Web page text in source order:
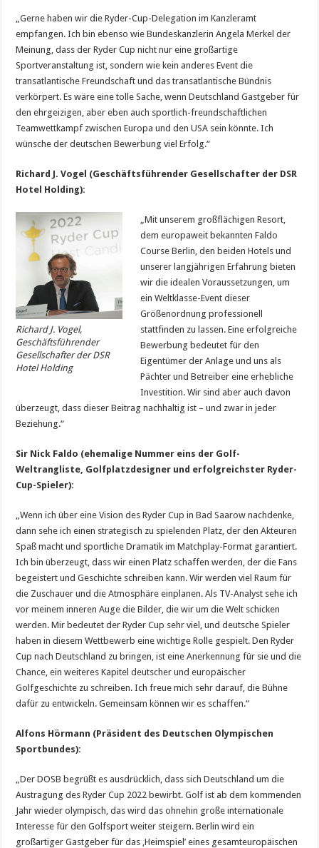
„Gerne haben wir die Ryder-Cup-Delegation im Kanzleramt
empfangen. Ich bin ebenso wie Bundeskanzlerin Angela Merkel der
Meinung, dass der Ryder Cup nicht nur eine großartige
Sportveranstaltung ist, sondern wie kein anderes Event die
transatlantische Freundschaft und das transatlantische Bündnis
verkörpert. Es wäre eine tolle Sache, wenn Deutschland Gastgeber für
den ehrgeizigen, aber eben auch sportlich-freundschaftlichen
Teamwettkampf zwischen Europa und den USA sein könnte. Ich
wünsche der deutschen Bewerbung viel Erfolg.“
Richard J. Vogel (Geschäftsführender Gesellschafter der DSR
Hotel Holding):
Richard J. Vogel,
Geschäftsführender
Gesellschafter der DSR
Hotel Holding
„Mit unserem großflächigen Resort,
dem europaweit bekannten Faldo
Course Berlin, den beiden Hotels und
unserer langjährigen Erfahrung bieten
wir die idealen Voraussetzungen, um
ein Weltklasse-Event dieser
Größenordnung professionell
stattfinden zu lassen. Eine erfolgreiche
Bewerbung bedeutet für den
Eigentümer der Anlage und uns als
Pächter und Betreiber eine erhebliche
Investition. Wir sind aber auch davon
überzeugt, dass dieser Beitrag nachhaltig ist – und zwar in jeder
Beziehung.“
Sir Nick Faldo (ehemalige Nummer eins der Golf-
Weltrangliste, Golfplatzdesigner und erfolgreichster Ryder-
Cup-Spieler):
„Wenn ich über eine Vision des Ryder Cup in Bad Saarow nachdenke,
dann sehe ich einen strategisch zu spielenden Platz, der den Akteuren
Spaß macht und sportliche Dramatik im Matchplay-Format garantiert.
Ich bin überzeugt, dass wir einen Platz schaffen werden, der die Fans
begeistert und Geschichte schreiben kann. Wir werden viel Raum für
die Zuschauer und die Atmosphäre einplanen. Als TV-Analyst sehe ich
vor meinem inneren Auge die Bilder, die wir um die Welt schicken
werden. Mir bedeutet der Ryder Cup sehr viel, und deutsche Spieler
haben in diesem Wettbewerb eine wichtige Rolle gespielt. Den Ryder
Cup nach Deutschland zu bringen, ist eine Anerkennung für sie und die
Chance, ein weiteres Kapitel deutscher und europäischer
Golfgeschichte zu schreiben. Ich freue mich sehr darauf, die Bühne
dafür zu entwickeln. Gemeinsam können wir es schaffen.“
Alfons Hörmann (Präsident des Deutschen Olympischen
Sportbundes):
„Der DOSB begrüßt es ausdrücklich, dass sich Deutschland um die
Austragung des Ryder Cup 2022 bewirbt. Golf ist ab dem kommenden
Jahr wieder olympisch, das wird das ohnehin große internationale
Interesse für den Golfsport weiter steigern. Berlin wird ein
großartiger Gastgeber für das ‚Heimspiel’ eines gesamteuropäischen